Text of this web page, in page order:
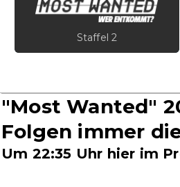
Staffel 2
"Most Wanted"
Folgen immer
Um 22:35 Uhr hier im